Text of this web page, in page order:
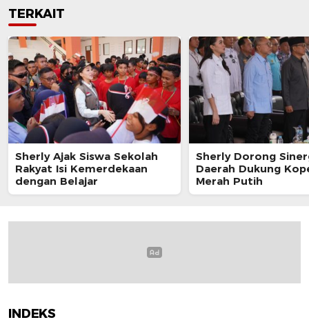
TERKAIT
Sherly Ajak Siswa Sekolah
Rakyat Isi Kemerdekaan
dengan Belajar
Sherly Dorong
Daerah Dukung
Merah Putih
INDEKS